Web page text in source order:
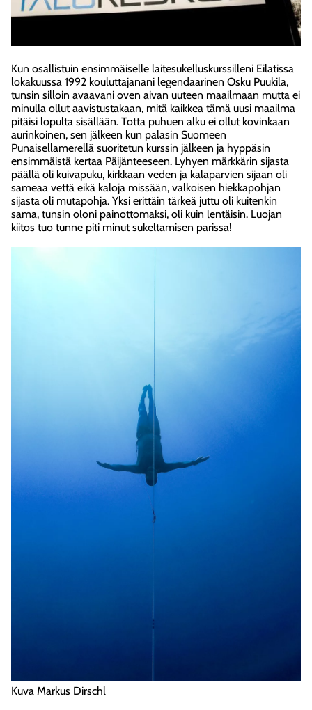
Kun osallistuin ensimmäiselle laitesukelluskurssilleni Eilatissa
lokakuussa 1992 kouluttajanani legendaarinen Osku Puukila,
tunsin silloin avaavani oven aivan uuteen maailmaan mutta ei
minulla ollut aavistustakaan, mitä kaikkea tämä uusi maailma
pitäisi lopulta sisällään. Totta puhuen alku ei ollut kovinkaan
aurinkoinen, sen jälkeen kun palasin Suomeen
Punaisellamerellä suoritetun kurssin jälkeen ja hyppäsin
ensimmäistä kertaa Päijänteeseen. Lyhyen märkkärin sijasta
päällä oli kuivapuku, kirkkaan veden ja kalaparvien sijaan oli
sameaa vettä eikä kaloja missään, valkoisen hiekkapohjan
sijasta oli mutapohja. Yksi erittäin tärkeä juttu oli kuitenkin
sama, tunsin oloni painottomaksi, oli kuin lentäisin. Luojan
kiitos tuo tunne piti minut sukeltamisen parissa!
Kuva Markus Dirschl